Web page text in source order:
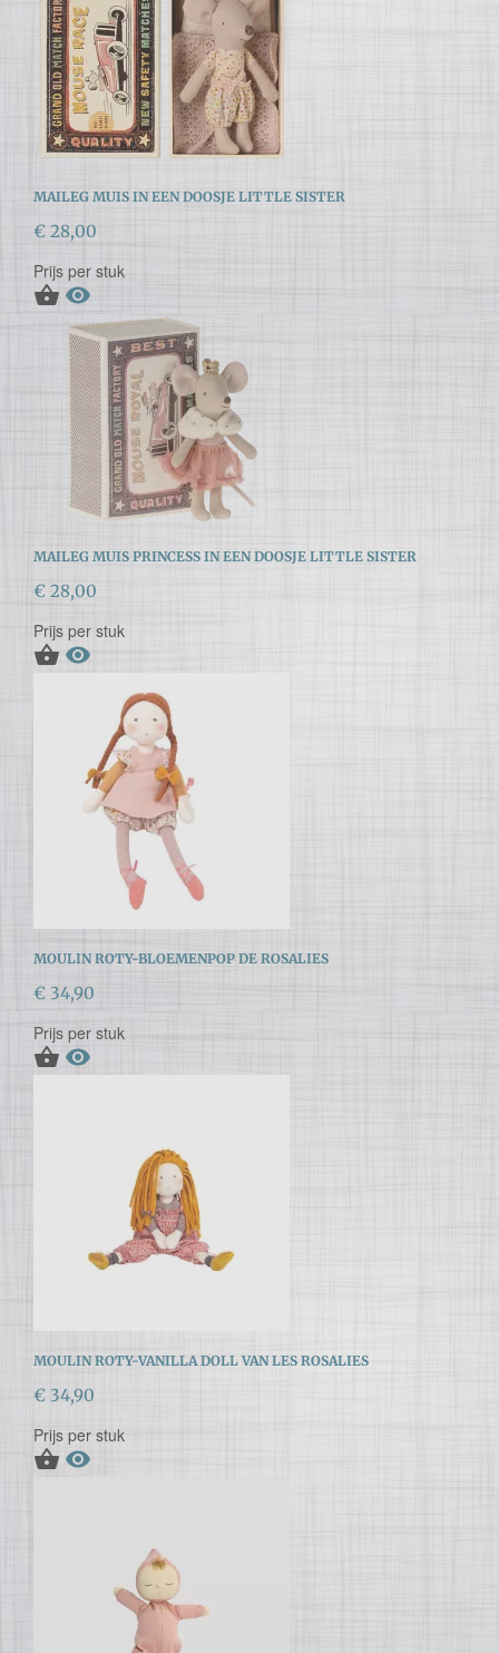
MAILEG MUIS IN EEN DOOSJE LITTLE SISTER
€ 28,00
Prijs per stuk
 
MAILEG MUIS PRINCESS IN EEN DOOSJE LITTLE SISTER
€ 28,00
Prijs per stuk
 
MOULIN ROTY-BLOEMENPOP DE ROSALIES
€ 34,90
Prijs per stuk
 
MOULIN ROTY-VANILLA DOLL VAN LES ROSALIES
€ 34,90
Prijs per stuk
 